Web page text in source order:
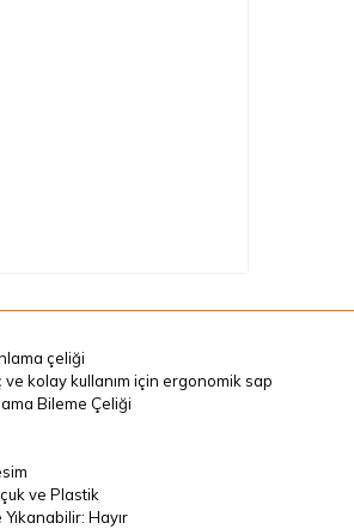
çeliği
kolay kullanım için ergonomik sap
Bileme Çeliği
ve Plastik
Hayır